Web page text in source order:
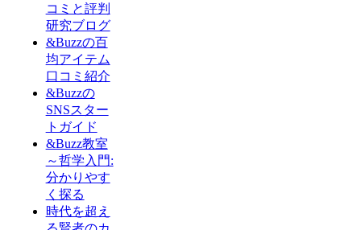
コミと評判
研究ブログ
&Buzzの百
均アイテム
口コミ紹介
&Buzzの
SNSスター
トガイド
&Buzz教室
～哲学入門:
分かりやす
く探る
時代を超え